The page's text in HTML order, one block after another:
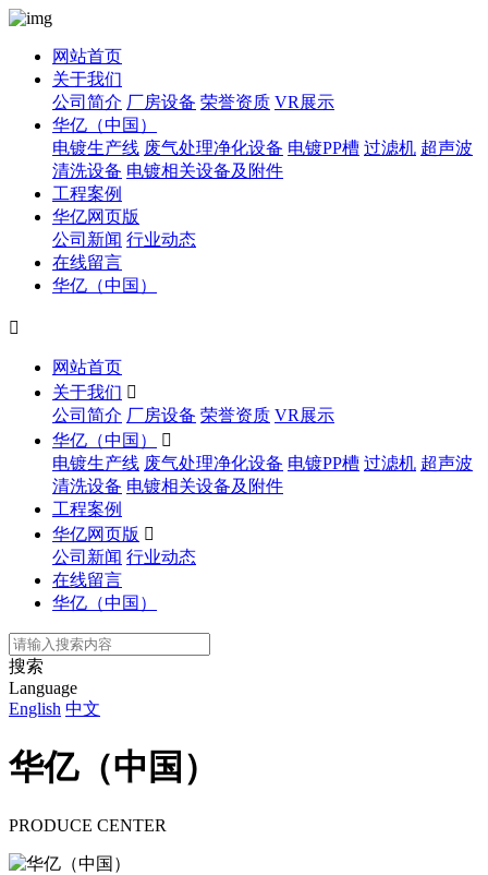
网站首页
关于我们
公司简介 厂房设备 荣誉资质 VR展示
华亿（中国）
电镀生产线 废气处理净化设备 电镀PP槽 过滤机 超声波
清洗设备 电镀相关设备及附件
工程案例
华亿网页版
公司新闻 行业动态
在线留言
华亿（中国）

网站首页
关于我们 
公司简介 厂房设备 荣誉资质 VR展示
华亿（中国）

电镀生产线 废气处理净化设备 电镀PP槽 过滤机 超声波
清洗设备 电镀相关设备及附件
工程案例
华亿网页版 
公司新闻 行业动态
在线留言
华亿（中国）
搜索
Language
English 中文
华亿（中国）
PRODUCE CENTER